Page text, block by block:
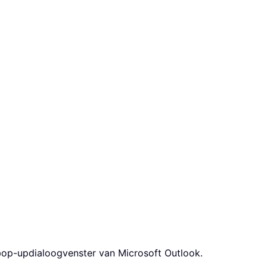
updialoogvenster van Microsoft Outlook.